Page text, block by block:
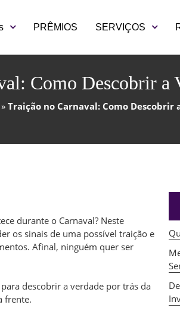
PRÊMIOS SERVIÇOS
Como Descobrir a
» Traição no Carnaval: Como Descobrir
durante o Carnaval? Neste
os sinais de uma possível traição e
Afinal, ninguém quer ser
descobrir a verdade por trás da
frente.